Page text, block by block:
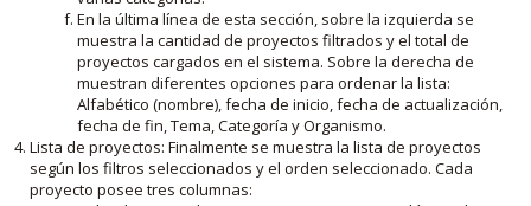
En la última línea de esta sección, sobre la izquierda se
muestra la cantidad de proyectos filtrados y el total de
proyectos cargados en el sistema. Sobre la derecha de
muestran diferentes opciones para ordenar la lista:
Alfabético (nombre), fecha de inicio, fecha de actualización,
fecha de fin, Tema, Categoría y Organismo.
Lista de proyectos: Finalmente se muestra la lista de proyectos
según los filtros seleccionados y el orden seleccionado. Cada
proyecto posee tres columnas: